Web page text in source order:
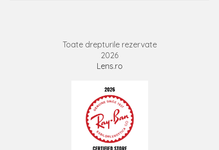
Toate drepturile rezervate
2026
Lens.ro